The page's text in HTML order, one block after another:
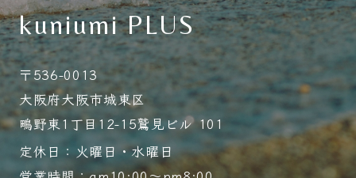
kuniumi PLUS
〒536-0013
大阪府大阪市城東区
鴫野東1丁目12-15鷲見ビル 101
定休日：火曜日・水曜日